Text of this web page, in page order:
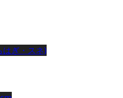
はぎ・スネ)